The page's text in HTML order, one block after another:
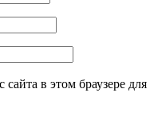
в этом браузере для